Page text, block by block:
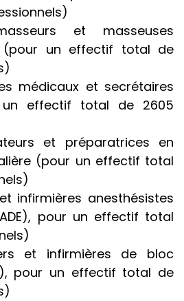
et masseuses
(pour un effectif total de
médicaux et secrétaires
un effectif total de 2605
et préparatrices en
(pour un effectif total
anesthésistes
pour un effectif total
et infirmières de bloc
pour un effectif total de